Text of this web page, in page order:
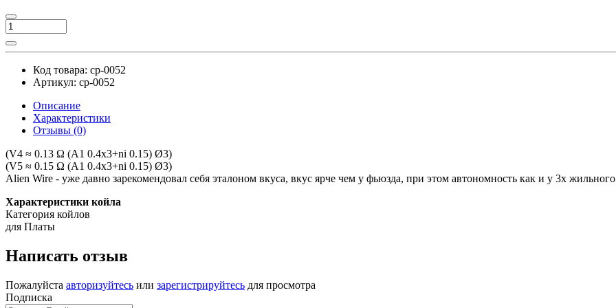
Код товара: cp-0052
Артикул: cp-0052
Описание
Характеристики
Отзывы (0)
(V4 ≈ 0.13 Ω (A1 0.4x3+ni 0.15) Ø3)
(V5 ≈ 0.15 Ω (A1 0.4x3+ni 0.15) Ø3)
Alien Wire - уже давно зарекомендовал себя эталоном вкуса, вкус ярче чем у фьюзда, при этом автономность как и у 3х
Характеристики койла
Категория койлов
для Платы
Написать отзыв
Пожалуйста авторизуйтесь или зарегистрируйтесь для просмотра
Подписка